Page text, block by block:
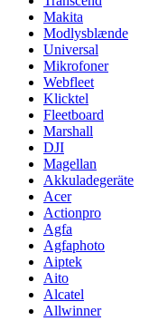
Makita
Modlysblænde
Universal
Mikrofoner
Webfleet
Klicktel
Fleetboard
Marshall
DJI
Magellan
Akkuladegeräte
Acer
Actionpro
Agfa
Agfaphoto
Aiptek
Aito
Alcatel
Allwinner